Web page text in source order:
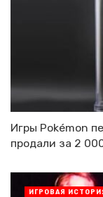
Игры Pokémon
продали за 2
ИГРОВАЯ